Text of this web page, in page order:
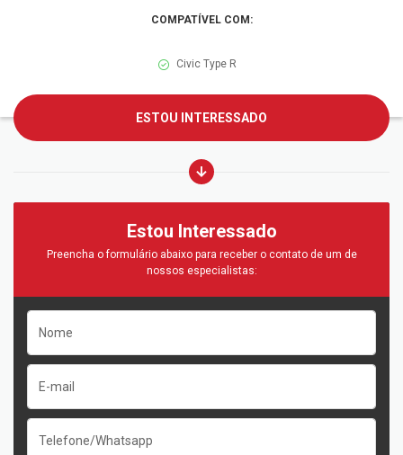
COMPATÍVEL COM:
Civic Type R
ESTOU INTERESSADO
Estou Interessado
Preencha o formulário abaixo para receber o contato de um de
nossos especialistas: